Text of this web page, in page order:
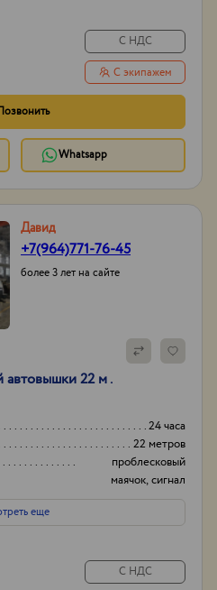
Вездеход
С НДС
С экипажем
Whatsapp
Давид
+7(964)771-76-45
более 3 лет на сайте
автовышки 22 м .
24 часа
22 метров
проблесковый
маячок, сигнал
заднего хода
еще
С НДС